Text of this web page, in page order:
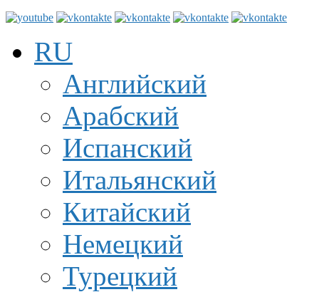
RU
Английский
Арабский
Испанский
Итальянский
Китайский
Немецкий
Турецкий